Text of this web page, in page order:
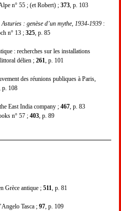
n° 55 ; (et Robert) ; 373 , p. 103
: genèse d’un mythe, 1934-1939 :
n° 13 ; 325 , p. 85
: recherches sur les installations
délien ; 261 , p. 101
des réunions publiques à Paris,
, p. 108
East India company ; 467 , p. 83
n° 57 ; 403 , p. 89
Grèce antique ; 511 , p. 81
Tasca ; 97 , p. 109